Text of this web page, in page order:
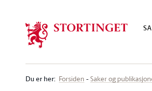
Du er her: Forsiden Saker og